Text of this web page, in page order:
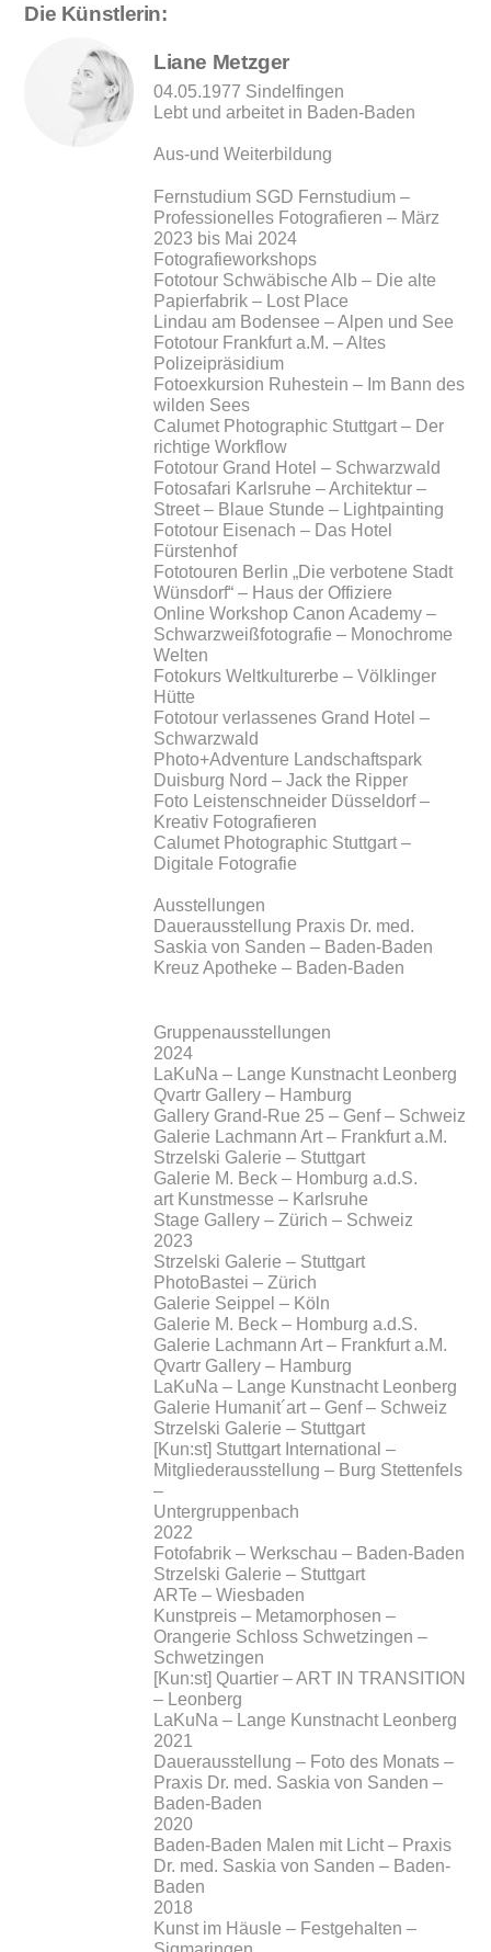
Die Künstlerin:
Liane Metzger
04.05.1977 Sindelfingen
Lebt und arbeitet in Baden-Baden
Aus-und Weiterbildung
Fernstudium SGD Fernstudium –
Professionelles Fotografieren – März
2023 bis Mai 2024
Fotografieworkshops
Fototour Schwäbische Alb – Die alte
Papierfabrik – Lost Place
Lindau am Bodensee – Alpen und See
Fototour Frankfurt a.M. – Altes
Polizeipräsidium
Fotoexkursion Ruhestein – Im Bann des
wilden Sees
Calumet Photographic Stuttgart – Der
richtige Workflow
Fototour Grand Hotel – Schwarzwald
Fotosafari Karlsruhe – Architektur –
Street – Blaue Stunde – Lightpainting
Fototour Eisenach – Das Hotel
Fürstenhof
Fototouren Berlin „Die verbotene Stadt
Wünsdorf“ – Haus der Offiziere
Online Workshop Canon Academy –
Schwarzweißfotografie – Monochrome
Welten
Fotokurs Weltkulturerbe – Völklinger
Hütte
Fototour verlassenes Grand Hotel –
Schwarzwald
Photo+Adventure Landschaftspark
Duisburg Nord – Jack the Ripper
Foto Leistenschneider Düsseldorf –
Kreativ Fotografieren
Calumet Photographic Stuttgart –
Digitale Fotografie
Ausstellungen
Dauerausstellung Praxis Dr. med.
Saskia von Sanden – Baden-Baden
Kreuz Apotheke – Baden-Baden
Gruppenausstellungen
2024
LaKuNa – Lange Kunstnacht Leonberg
Qvartr Gallery – Hamburg
Gallery Grand-Rue 25 – Genf – Schweiz
Galerie Lachmann Art – Frankfurt a.M.
Strzelski Galerie – Stuttgart
Galerie M. Beck – Homburg a.d.S.
art Kunstmesse – Karlsruhe
Stage Gallery – Zürich – Schweiz
2023
Strzelski Galerie – Stuttgart
PhotoBastei – Zürich
Galerie Seippel – Köln
Galerie M. Beck – Homburg a.d.S.
Galerie Lachmann Art – Frankfurt a.M.
Qvartr Gallery – Hamburg
LaKuNa – Lange Kunstnacht Leonberg
Galerie Humanit´art – Genf – Schweiz
Strzelski Galerie – Stuttgart
[Kun:st] Stuttgart International –
Mitgliederausstellung – Burg Stettenfels
–
Untergruppenbach
2022
Fotofabrik – Werkschau – Baden-Baden
Strzelski Galerie – Stuttgart
ARTe – Wiesbaden
Kunstpreis – Metamorphosen –
Orangerie Schloss Schwetzingen –
Schwetzingen
[Kun:st] Quartier – ART IN TRANSITION
– Leonberg
LaKuNa – Lange Kunstnacht Leonberg
2021
Dauerausstellung – Foto des Monats –
Praxis Dr. med. Saskia von Sanden –
Baden-Baden
2020
Baden-Baden Malen mit Licht – Praxis
Dr. med. Saskia von Sanden – Baden-
Baden
2018
Kunst im Häusle – Festgehalten –